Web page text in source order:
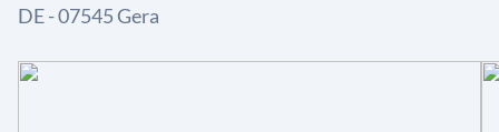
DE - 07545 Gera